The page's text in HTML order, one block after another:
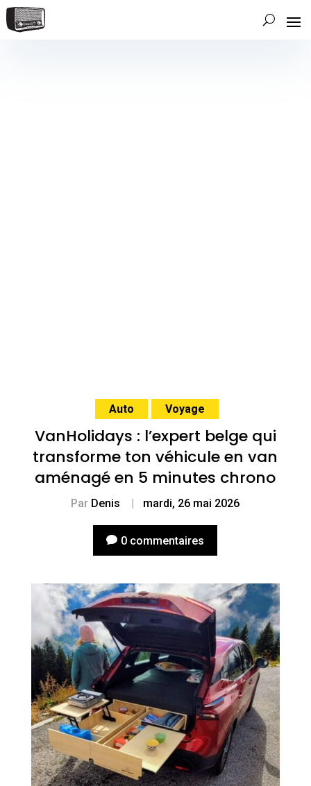
Auto Voyage
VanHolidays : l’expert belge qui
transforme ton véhicule en van
aménagé en 5 minutes chrono
Par Denis | mardi, 26 mai 2026
0 commentaires